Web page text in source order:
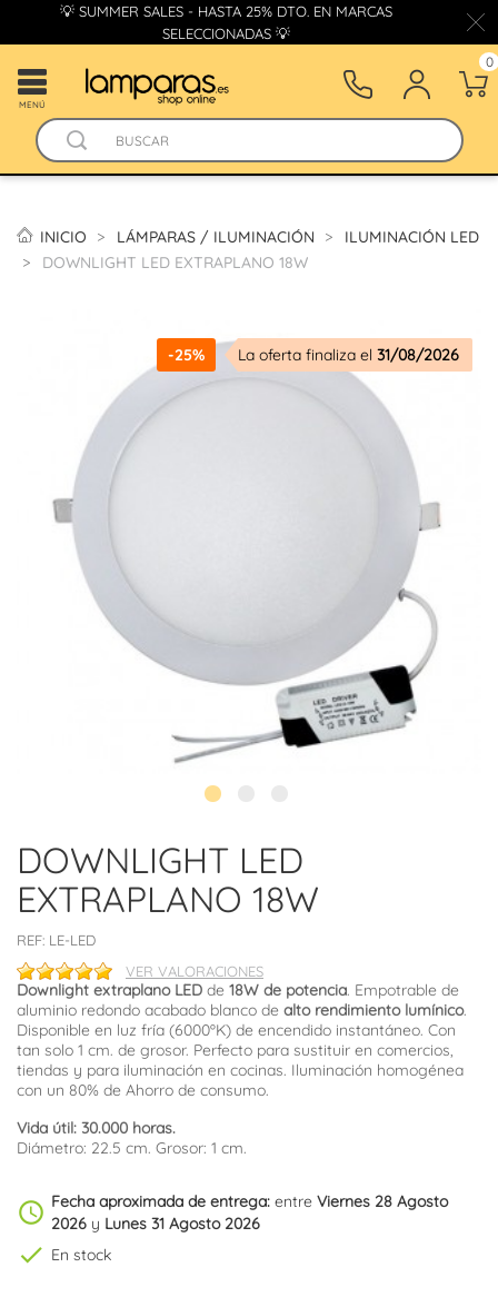
💡 SUMMER SALES - HASTA 25% DTO. EN MARCAS
SELECCIONADAS 💡
MENÚ
0
INICIO LÁMPARAS / ILUMINACIÓN
ILUMINACIÓN LED
DOWNLIGHT LED EXTRAPLANO 18W
-25% La oferta finaliza el 31/08/2026
DOWNLIGHT LED
EXTRAPLANO 18W
REF: LE-LED
VER VALORACIONES
Downlight extraplano LED de 18W de potencia. Empotrable de
aluminio redondo acabado blanco de alto rendimiento lumínico.
Disponible en luz fría (6000ºK) de encendido instantáneo. Con
tan solo 1 cm. de grosor. Perfecto para sustituir en comercios,
tiendas y para iluminación en cocinas. Iluminación homogénea
con un 80% de Ahorro de consumo.
Vida útil: 30.000 horas.
Diámetro: 22.5 cm. Grosor: 1 cm.
schedule Fecha aproximada de entrega: entre Viernes 28 Agosto
2026 y Lunes 31 Agosto 2026
check En stock